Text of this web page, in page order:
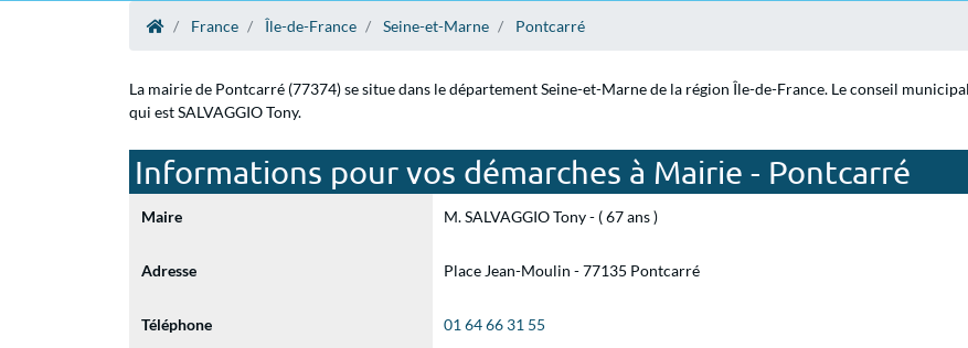
France Île-de-France Seine-et-Marne Pontcarré
La mairie de Pontcarré (77374) se situe dans le département Seine-et-Marne de la région Île-de-France. Le conseil
qui est SALVAGGIO Tony.
Informations pour vos démarches à Mairie - Pontcarré
Maire M. SALVAGGIO Tony - ( 67 ans )
Adresse Place Jean-Moulin - 77135 Pontcarré
Téléphone 01 64 66 31 55